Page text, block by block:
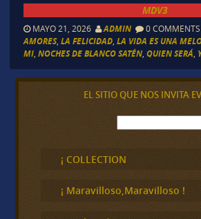
MDV3
MAYO 21, 2026 ADMIN 0 COMMENTS
AMORES, LA FELICIDAD, LA VIDA ES UNA
MI, NOCHES DE BLANCO SATÉN, QUIEN SERÁ
EL SITIO QUE NOS INVITA
B
u
c
a
¡ COLLECTION
¡ Maravilloso,Maravilloso !